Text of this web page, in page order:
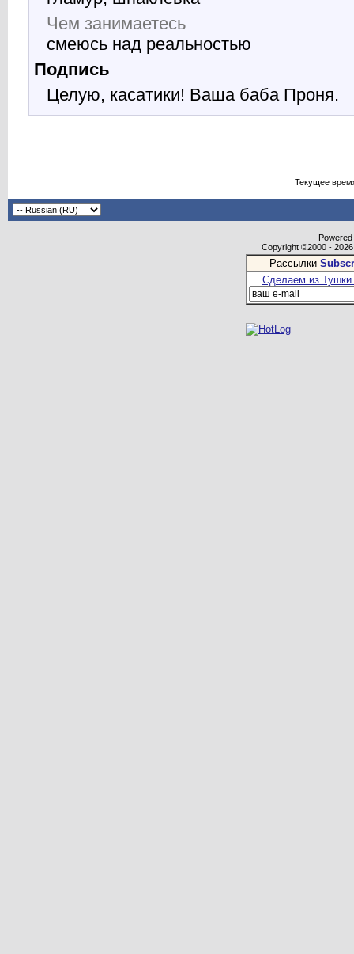
Чем занимаетесь
смеюсь над реальностью
Подпись
Целую, касатики! Ваша баба Проня.
Текущее
Copyright ©2000 -
Рассылки
Сделаем из Тушки